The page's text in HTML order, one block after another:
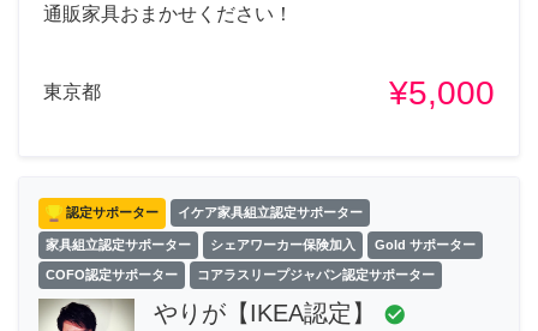
通販家具おまかせください！
東京都 ¥5,000
認定サポーター イケア家具組立認定サポーター
家具組立認定サポーター シェアワーカー保険加入 Gold サポーター
COFO認定サポーター コアラスリープジャパン認定サポーター
やりが【IKEA認定】 check_circle